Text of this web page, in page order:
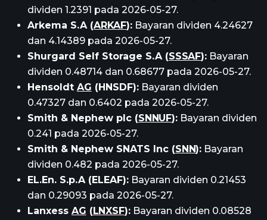
dividen 1.2391 pada 2026-05-27.
Arkema S.A (ARKAF): Bayaran dividen 4.24627
dan 4.14389 pada 2026-05-27.
Shurgard Self Storage S.A (SSSAF): Bayaran
dividen 0.48714 dan 0.68677 pada 2026-05-27.
Hensoldt AG (HNSDF):Bayaran dividen
0.47327 dan 0.6402 pada 2026-05-27.
Smith & Nephew plc (SNNUF): Bayaran dividen
0.241 pada 2026-05-27.
Smith & Nephew SNATS Inc (SNN): Bayaran
dividen 0.482 pada 2026-05-27.
EL.En. S.p.A (ELEAF): Bayaran dividen 0.21453
dan 0.29093 pada 2026-05-27.
Lanxess AG (LNXSF):Bayaran dividen 0.08528